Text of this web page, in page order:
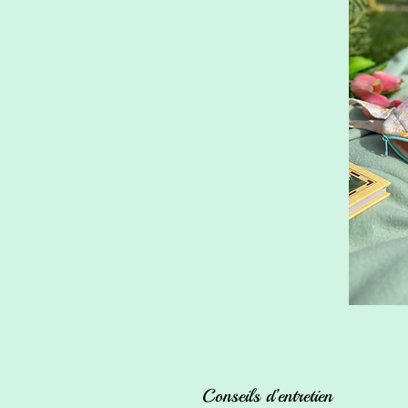
Conseils d’entretien